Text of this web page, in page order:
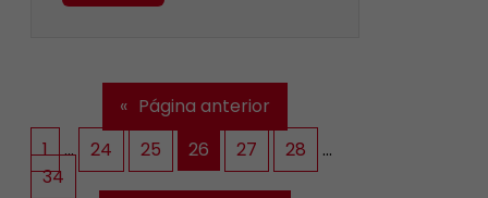
« Página anterior
1
… 24 25 26 27 28
…
34